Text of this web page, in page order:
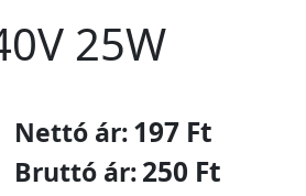
25W
Nettó ár:197 Ft
Bruttó ár:250 Ft